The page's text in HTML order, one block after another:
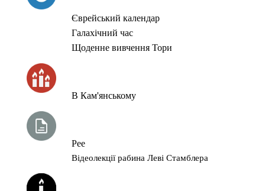
Єврейський календар
Галахічний час
Щоденне вивчення Тори
В Кам'янському
Рее
Відеолекції рабина Леві Стамблера